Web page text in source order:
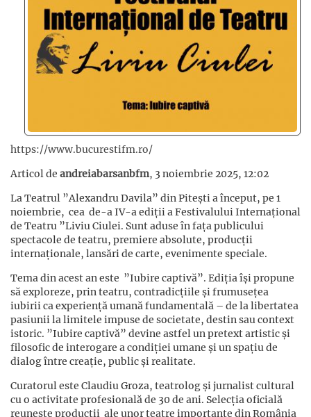
https://www.bucurestifm.ro/
Articol de andreiabarsanbfm, 3 noiembrie 2025, 12:02
La Teatrul ”Alexandru Davila” din Pitești a început, pe 1
noiembrie, cea de-a IV-a ediții a Festivalului Internațional
de Teatru ”Liviu Ciulei. Sunt aduse în fața publicului
spectacole de teatru, premiere absolute, producții
internaționale, lansări de carte, evenimente speciale.
Tema din acest an este ”Iubire captivă”. Ediția își propune
să exploreze, prin teatru, contradicțiile și frumusețea
iubirii ca experiență umană fundamentală – de la libertatea
pasiunii la limitele impuse de societate, destin sau context
istoric. ”Iubire captivă” devine astfel un pretext artistic și
filosofic de interogare a condiției umane și un spațiu de
dialog între creație, public și realitate.
Curatorul este Claudiu Groza, teatrolog și jurnalist cultural
cu o activitate profesională de 30 de ani. Selecția oficială
reunește producții ale unor teatre importante din România